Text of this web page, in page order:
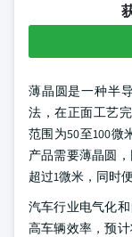
薄晶圆是一种半
法，在正面工艺
范围为50至100微
产品需要薄晶圆
超过1微米，同时
汽车行业电气化
高车辆效率，预